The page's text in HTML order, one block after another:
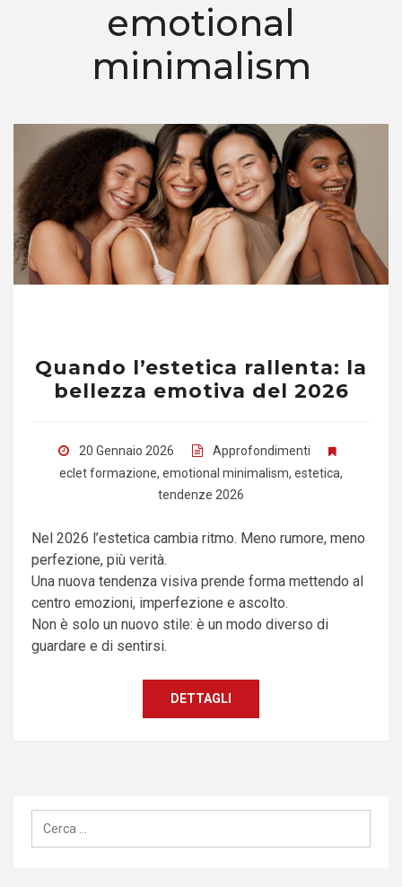
emotional
minimalism
Quando l’estetica rallenta: la
bellezza emotiva del 2026
20 Gennaio 2026
Approfondimenti
eclet formazione, emotional minimalism, estetica,
tendenze 2026
Nel 2026 l’estetica cambia ritmo. Meno rumore, meno
perfezione, più verità.
Una nuova tendenza visiva prende forma mettendo al
centro emozioni, imperfezione e ascolto.
Non è solo un nuovo stile: è un modo diverso di
guardare e di sentirsi.
DETTAGLI
Ricerca